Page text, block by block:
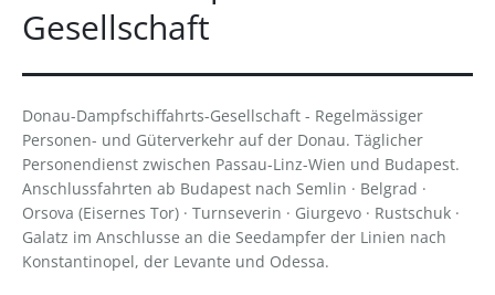
Gesellschaft
Donau-Dampfschiffahrts-Gesellschaft - Regelmässiger
Personen- und Güterverkehr auf der Donau. Täglicher
Personendienst zwischen Passau-Linz-Wien und Budapest.
Anschlussfahrten ab Budapest nach Semlin · Belgrad ·
Orsova (Eisernes Tor) · Turnseverin · Giurgevo · Rustschuk ·
Galatz im Anschlusse an die Seedampfer der Linien nach
Konstantinopel, der Levante und Odessa.